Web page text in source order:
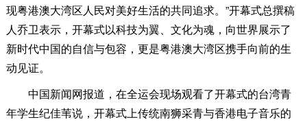
现粤港澳大湾区人民对美好生活的共同追求。”开幕式总撰稿
人乔卫表示，开幕式以科技为翼、文化为魂，向世界展示了
新时代中国的自信与包容，更是粤港澳大湾区携手向前的生
动见证。
中国新闻网报道，在全运会现场观看了开幕式的台湾青
年学生纪佳苇说，开幕式上传统南狮采青与香港电子音乐的